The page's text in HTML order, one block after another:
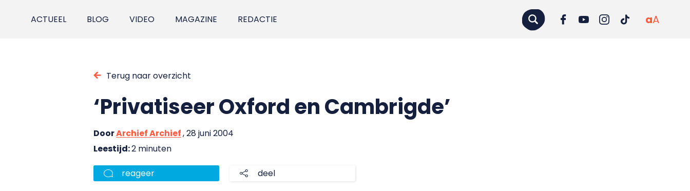
ACTUEEL BLOG VIDEO MAGAZINE REDACTIE aA
Terug naar overzicht
‘Privatiseer Oxford en Cambrigde’
DoorArchief Archief, 28 juni 2004
Leestijd:2 minuten
reageer deel